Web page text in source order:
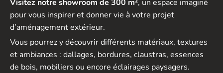
Visitez notre showroom de 300 m², un espace imaginé
pour vous inspirer et donner vie à votre projet
d’aménagement extérieur.
Vous pourrez y découvrir différents matériaux, textures
et ambiances : dallages, bordures, claustras, essences
de bois, mobiliers ou encore éclairages paysagers.